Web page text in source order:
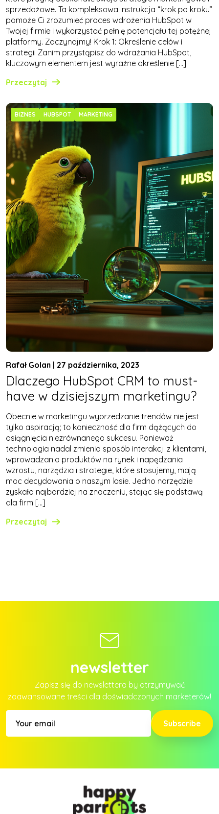
sprzedażowe. Ta kompleksowa instrukcja “krok po kroku”
pomoże Ci zrozumieć proces wdrożenia HubSpot w
Twojej firmie i wykorzystać pełnię potencjału tej potężnej
platformy. Zaczynajmy! Krok 1: Określenie celów i
strategii Zanim przystąpisz do wdrażania HubSpot,
kluczowym elementem jest wyraźne określenie […]
Przeczytaj
BIZNES HUBSPOT MARKETING
Rafał Golan | 27 października, 2023
Dlaczego HubSpot CRM to must-
have w dzisiejszym marketingu?
Obecnie w marketingu wyprzedzanie trendów nie jest
tylko aspiracją; to konieczność dla firm dążących do
osiągnięcia niezrównanego sukcesu. Ponieważ
technologia nadal zmienia sposób interakcji z klientami,
wprowadzania produktów na rynek i napędzania
wzrostu, narzędzia i strategie, które stosujemy, mają
moc decydowania o naszym losie. Jedno narzędzie
zyskało najbardziej na znaczeniu, stając się podstawą
dla firm […]
Przeczytaj
newsletter
Zapisz się do newslettera by otrzymywać
zaawansowane treści dla doświadczonych marketerów!
Subscribe